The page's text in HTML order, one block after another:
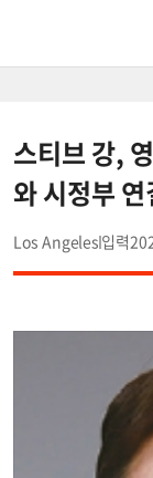
스티브 강,
와 시정부 연
Los Angeles